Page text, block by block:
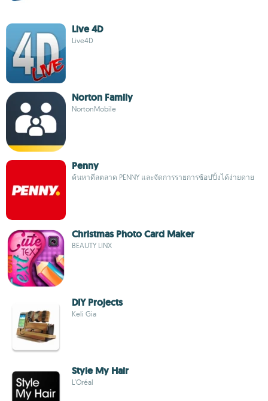
Live 4D
Live4D
Norton Family
NortonMobile
Penny
ค้นหาดีลตลาด PENNY และจัดการรายการช้อปปิ้งได้ง่ายดาย
Christmas Photo Card Maker
BEAUTY LINX
DIY Projects
Keli Gia
Style My Hair
L'Oréal